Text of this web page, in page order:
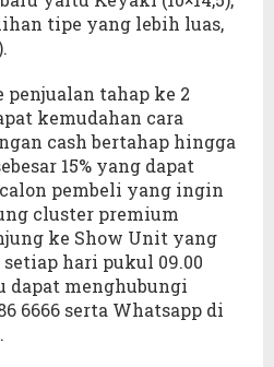
tipe yang lebih luas,
penjualan tahap ke 2
kemudahan cara
cash bertahap hingga
15% yang dapat
pembeli yang ingin
cluster premium
ke Show Unit yang
hari pukul 09.00
dapat menghubungi
6666 serta Whatsapp di